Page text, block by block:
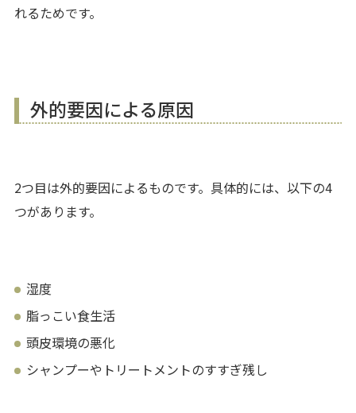
れるためです。
外的要因による原因
2つ目は外的要因によるものです。具体的には、以下の4
つがあります。
湿度
脂っこい食生活
頭皮環境の悪化
シャンプーやトリートメントのすすぎ残し